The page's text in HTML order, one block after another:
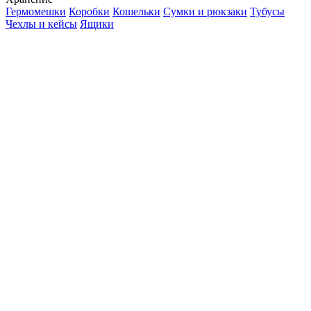
Гермомешки Коробки Кошельки Сумки и рюкзаки Тубусы
Чехлы и кейсы Ящики